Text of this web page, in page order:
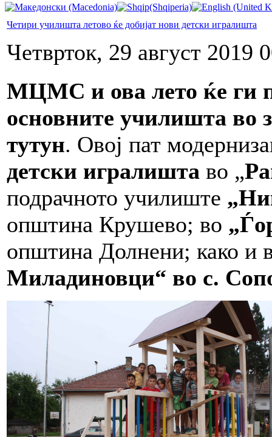
Четири училишта летово ќе добијат нови детски игралишта
Четврток, 29 август 2019
МЦМС и ова лето ќе ги
основните училишта во
тутун. Овој пат
детски игралишта во „
подрачното училиште
општина Крушево; во
општина Долнени; како и
Миладиновци“ во с.